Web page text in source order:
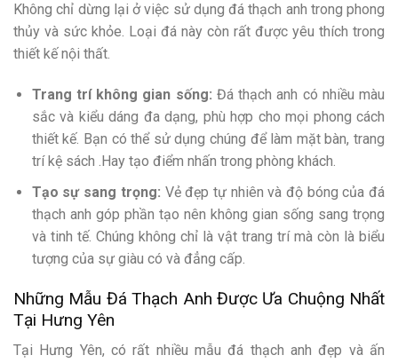
Không chỉ dừng lại ở việc sử dụng đá thạch anh trong phong
thủy và sức khỏe. Loại đá này còn rất được yêu thích trong
thiết kế nội thất.
Trang trí không gian sống: Đá thạch anh có nhiều màu
sắc và kiểu dáng đa dạng, phù hợp cho mọi phong cách
thiết kế. Bạn có thể sử dụng chúng để làm mặt bàn, trang
trí kệ sách .Hay tạo điểm nhấn trong phòng khách.
Tạo sự sang trọng: Vẻ đẹp tự nhiên và độ bóng của đá
thạch anh góp phần tạo nên không gian sống sang trọng
và tinh tế. Chúng không chỉ là vật trang trí mà còn là biểu
tượng của sự giàu có và đẳng cấp.
Những Mẫu Đá Thạch Anh Được Ưa Chuộng Nhất
Tại Hưng Yên
Tại Hưng Yên, có rất nhiều mẫu đá thạch anh đẹp và ấn